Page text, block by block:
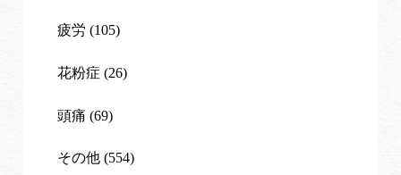
疲労 (105)
花粉症 (26)
頭痛 (69)
その他 (554)